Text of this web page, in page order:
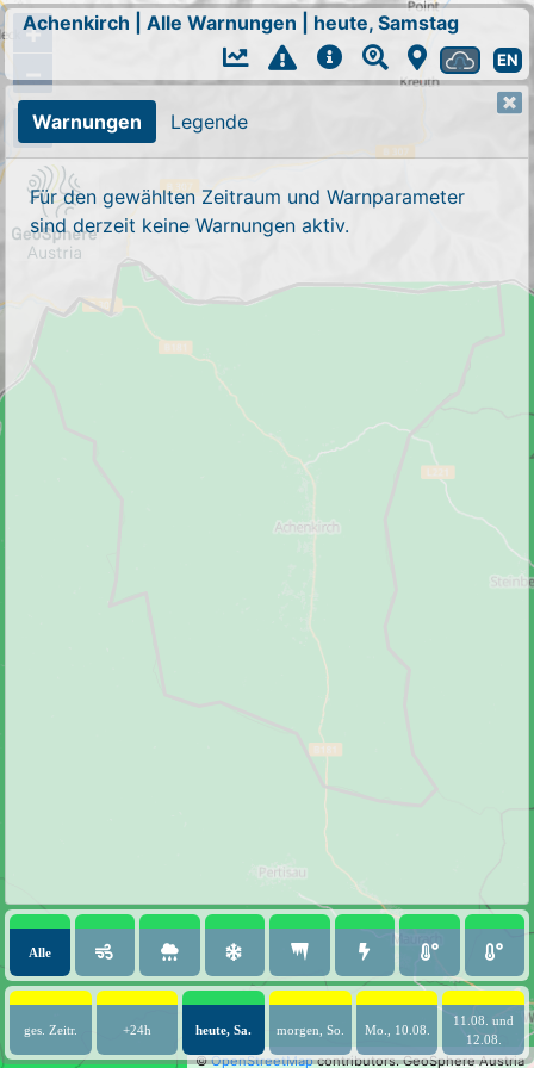
+
−
©OpenStreetMapcontributors. GeoSphere Austria
Achenkirch Alle Warnungen heute, Samstag
EN
Warnungen Legende
Für den gewählten Zeitraum und Warnparameter
sind derzeit keine Warnungen aktiv.
Alle
ges. Zeitr. +24h heute, Sa. morgen, So. Mo., 10.08.
11.08. und
12.08.